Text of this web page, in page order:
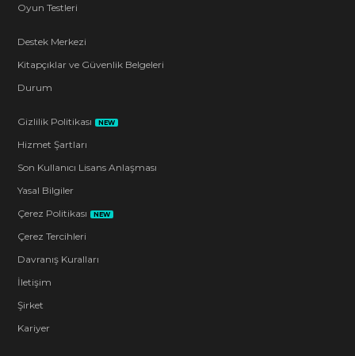
Oyun Testleri
Destek Merkezi
Kitapçıklar ve Güvenlik Belgeleri
Durum
Gizlilik Politikası NEW
Hizmet Şartları
Son Kullanıcı Lisans Anlaşması
Yasal Bilgiler
Çerez Politikası
NEW
Çerez Tercihleri
Davranış Kuralları
İletişim
Şirket
Kariyer